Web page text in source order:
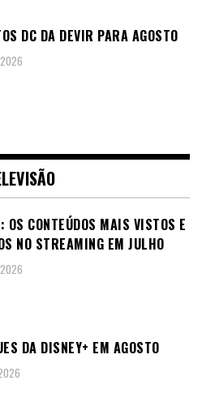
DC DA DEVIR PARA AGOSTO
2026
OS CONTEÚDOS MAIS VISTOS E
NO STREAMING EM JULHO
2026
DA DISNEY+ EM AGOSTO